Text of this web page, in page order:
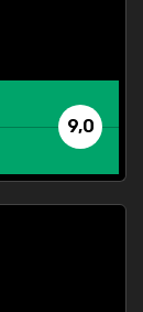
9,0